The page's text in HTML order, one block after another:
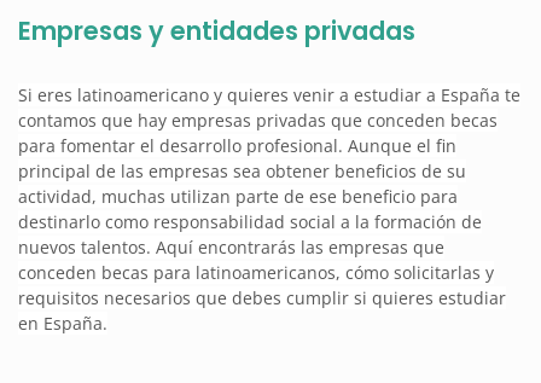
Empresas y entidades privadas
Si eres latinoamericano y quieres venir a estudiar a España te
contamos que hay empresas privadas que conceden becas
para fomentar el desarrollo profesional. Aunque el fin
principal de las empresas sea obtener beneficios de su
actividad, muchas utilizan parte de ese beneficio para
destinarlo como responsabilidad social a la formación de
nuevos talentos. Aquí encontrarás las empresas que
conceden becas para latinoamericanos, cómo solicitarlas y
requisitos necesarios que debes cumplir si quieres estudiar
en España.